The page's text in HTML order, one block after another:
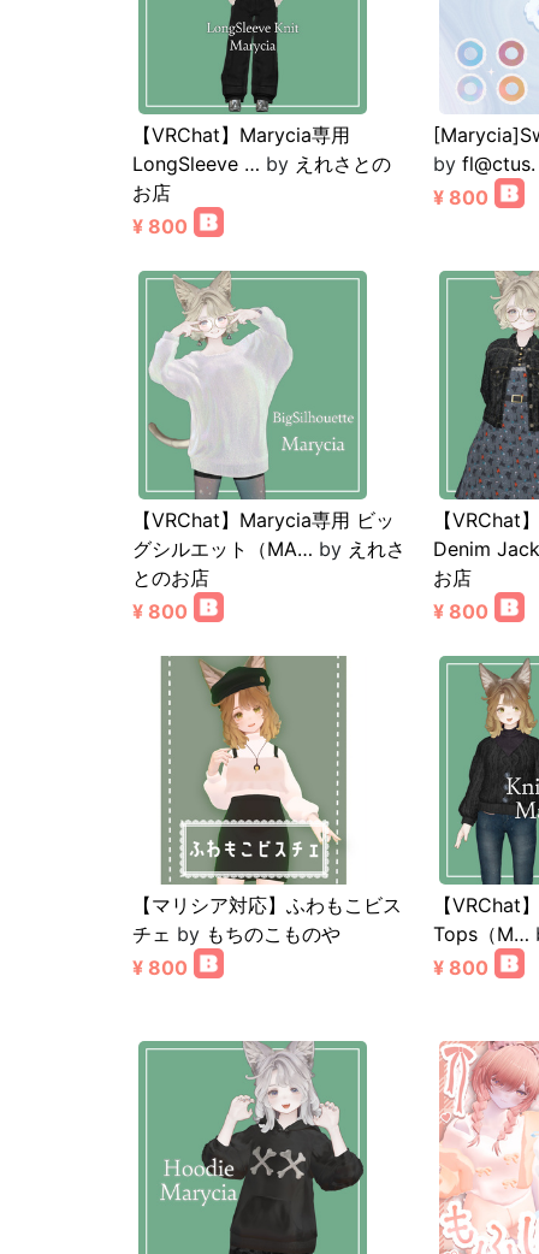
【VRChat】Marycia専用
LongSleeve … by えれさとの
お店
¥ 800
by fl@ctus.
¥ 800
【VRChat】Marycia専用 ビッ
グシルエット（MA… by えれさ
とのお店
¥ 800
【VRChat
Denim
お店
¥ 800
【マリシア対応】ふわもこビス
チェ by もちのこものや
¥ 800
【VRChat
Tops（M…
¥ 800